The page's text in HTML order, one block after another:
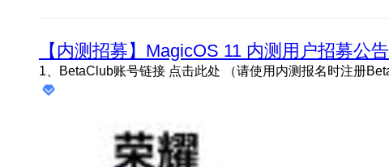
【内测招募】MagicOS 11 内测用户招募公告